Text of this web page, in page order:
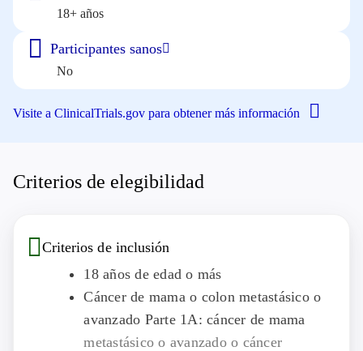
18+ años
Participantes sanos
No
Visite a ClinicalTrials.gov para obtener más información
Criterios de elegibilidad
Criterios de inclusión
18 años de edad o más
Cáncer de mama o colon metastásico o
avanzado Parte 1A: cáncer de mama
metastásico o avanzado o cáncer